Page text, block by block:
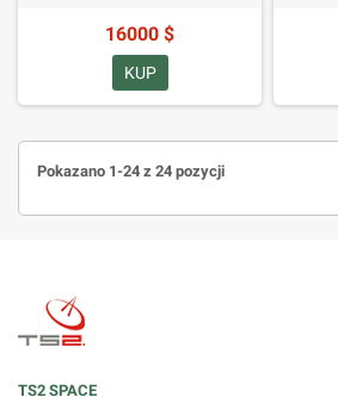
16000 $
KUP
Pokazano 1-24 z 24 pozycji
TS2 SPACE